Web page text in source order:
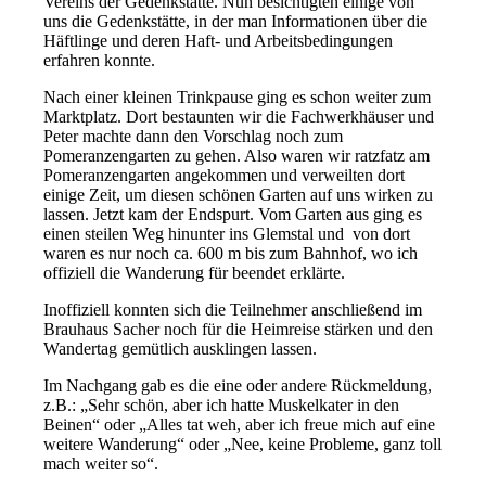
uns die Gedenkstätte, in der man Informationen über die
Häftlinge und deren Haft- und Arbeitsbedingungen
erfahren konnte.
Nach einer kleinen Trinkpause ging es schon weiter zum
Marktplatz. Dort bestaunten wir die Fachwerkhäuser und
Peter machte dann den Vorschlag noch zum
Pomeranzengarten zu gehen. Also waren wir ratzfatz am
Pomeranzengarten angekommen und verweilten dort
einige Zeit, um diesen schönen Garten auf uns wirken zu
lassen. Jetzt kam der Endspurt. Vom Garten aus ging es
einen steilen Weg hinunter ins Glemstal und von dort
waren es nur noch ca. 600 m bis zum Bahnhof, wo ich
offiziell die Wanderung für beendet erklärte.
Inoffiziell konnten sich die Teilnehmer anschließend im
Brauhaus Sacher noch für die Heimreise stärken und den
Wandertag gemütlich ausklingen lassen.
Im Nachgang gab es die eine oder andere Rückmeldung,
z.B.: „Sehr schön, aber ich hatte Muskelkater in den
Beinen“ oder „Alles tat weh, aber ich freue mich auf eine
weitere Wanderung“ oder „Nee, keine Probleme, ganz toll
mach weiter so“.